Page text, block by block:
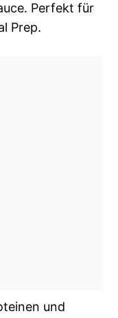
Perfekt für
Prep.
und